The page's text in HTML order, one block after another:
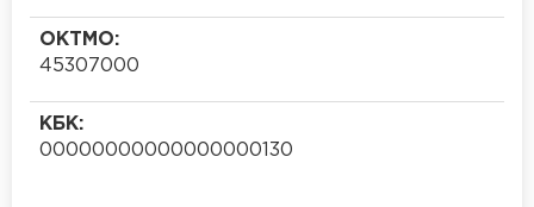
ОКТМО:
45307000
КБК:
00000000000000000130